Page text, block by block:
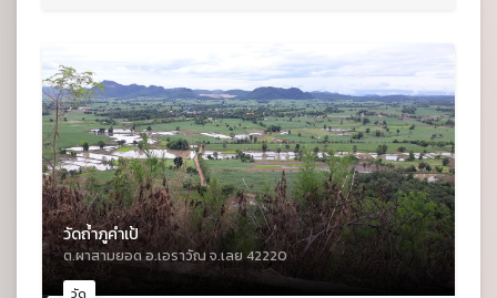
วัด
วัดถ้ำภูคำเป้
ต.ผาสามยอด อ.เอราวัณ จ.เลย 42220